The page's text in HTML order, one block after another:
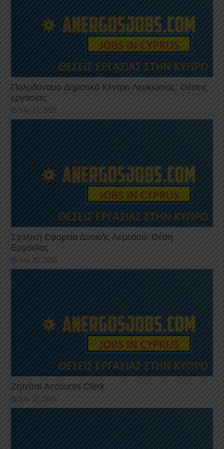
Πολυδύναμο Δημοτικό Κέντρο Λευκωσίας: Θέσεις
εργασίας
July 22, 2026
Σχολική Εφορεία Δυτικής Λεμεσού: Θέση
Εργασίας
July 20, 2026
Ζητείται Accounts Clerk
July 17, 2026